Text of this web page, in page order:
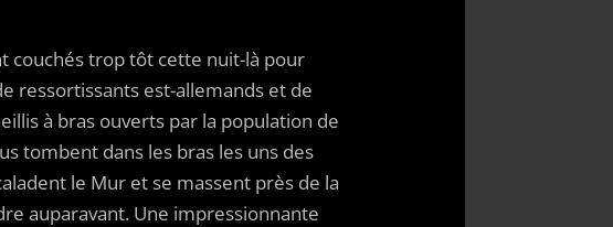
couchés trop tôt cette nuit-là pour
ressortissants est-allemands et de
à bras ouverts par la population de
tombent dans les bras les uns des
le Mur et se massent près de la
auparavant. Une impressionnante